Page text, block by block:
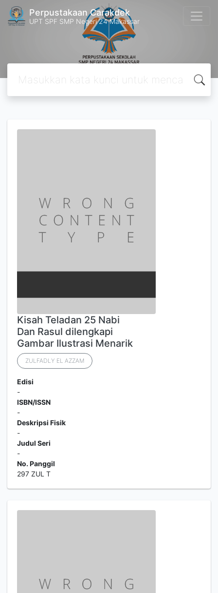
Perpustakaan Carakdek
UPT SPF SMP Negeri 24 Makassar
Kisah Teladan 25 Nabi
Dan Rasul dilengkapi
Gambar Ilustrasi Menarik
ZULFADLY EL AZZAM
Edisi
-
ISBN/ISSN
-
Deskripsi Fisik
-
Judul Seri
-
No. Panggil
297 ZUL T